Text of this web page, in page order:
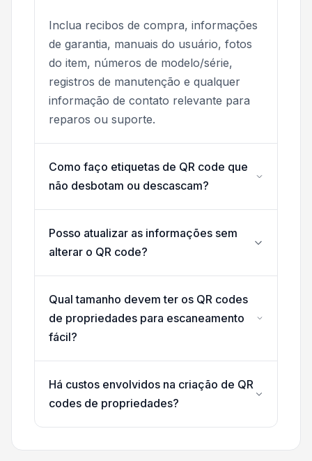
Inclua recibos de compra, informações
de garantia, manuais do usuário, fotos
do item, números de modelo/série,
registros de manutenção e qualquer
informação de contato relevante para
reparos ou suporte.
Como faço etiquetas de QR code que
não desbotam ou descascam?
Posso atualizar as informações sem
alterar o QR code?
Qual tamanho devem ter os QR codes
de propriedades para escaneamento
fácil?
Há custos envolvidos na criação de QR
codes de propriedades?